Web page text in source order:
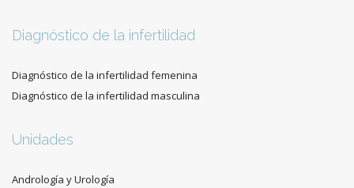
Diagnóstico de la infertilidad
Diagnóstico de la infertilidad femenina
Diagnóstico de la infertilidad masculina
Unidades
Andrología y Urología